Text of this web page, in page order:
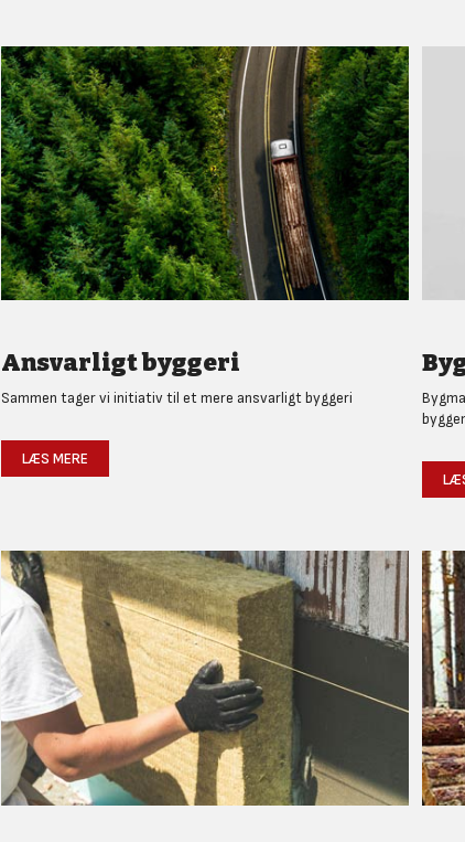
Ansvarligt byggeri
Sammen tager vi initiativ til et mere ansvarligt byggeri
LÆS MERE